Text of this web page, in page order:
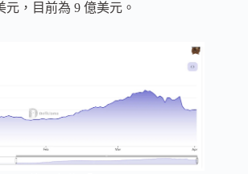
元，目前為 9 億美元。